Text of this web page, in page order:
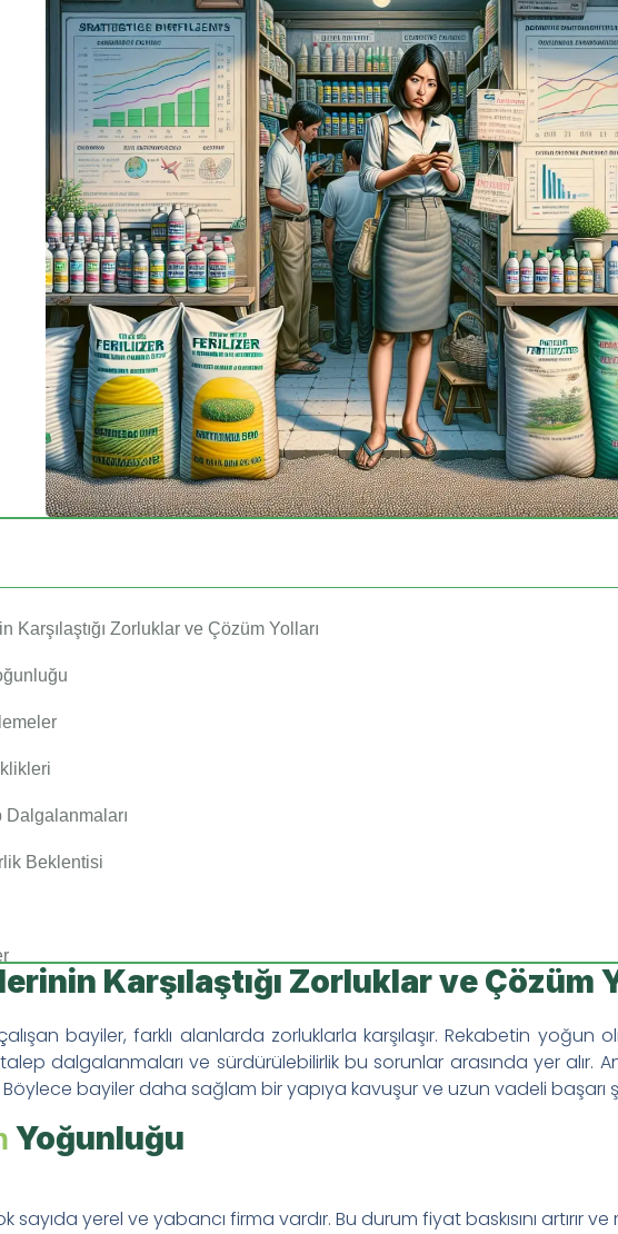
Karşılaştığı Zorluklar ve Çözüm Yolları
Dalgalanmaları
Beklentisi
ve Mangan Antagonizması (Çatışması): Nedenleri ve Yönetimi
Silikon: Rolü ve Faydaları Hakkında Araştırmalar Ne Diyor
Programınızda Çinko ve Fosfor Antagonizması (Çatışması): Her İkisini
Bitki Besleme Programı Nasıl Oluşturulur: Adım Adım Kılavuz
Karşılaştığı Zorluklar ve Çözüm
bayiler, farklı alanlarda zorluklarla karşılaşır. Rekabetin yoğun
dalgalanmaları ve sürdürülebilirlik bu sorunlar arasında yer alır.
bayiler daha sağlam bir yapıya kavuşur ve uzun vadeli başarı
Yoğunluğu
yerel ve yabancı firma vardır. Bu durum fiyat baskısını artırır ve